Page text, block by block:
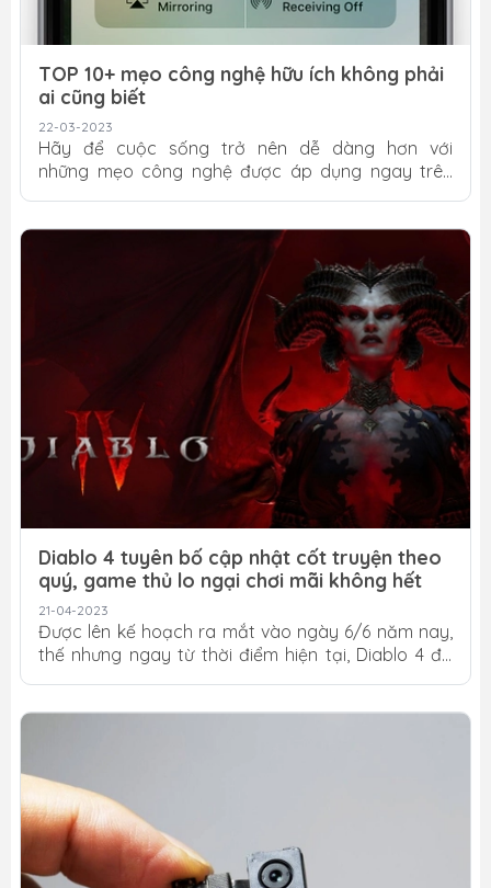
TOP 10+ mẹo công nghệ hữu ích không phải
ai cũng biết
22-03-2023
Hãy để cuộc sống trở nên dễ dàng hơn với
những mẹo công nghệ được áp dụng ngay trên
ích ngay bây giờ nhé! TOP 10+ mẹo công nghệ tiên
tiến Công nghệ ngày một phát triển trên mọi mặt
của đời sống, do đó bạn cần phải nắm bắt nhanh
xu hướng và trang bị cho mình những mẹo công
nghệ hữu ích dưới đây để khiến cuộc sống trở nên
dễ dàng hơn nhé! Viết chữ hoa trên Android Khi...
Diablo 4 tuyên bố cập nhật cốt truyện theo
quý, game thủ lo ngại chơi mãi không hết
21-04-2023
Được lên kế hoạch ra mắt vào ngày 6/6 năm nay,
thế nhưng ngay từ thời điểm hiện tại, Diablo 4 đã
sẽ được cập nhật cứ mỗi ba tháng một lần, dẹp
tan đi nỗi lo về việc thiếu hụt nội dung mà các
game thủ...